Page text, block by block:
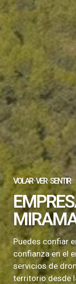
VOLAR · VER · SENTIR
Puedes confiar
confianza en el
servicios de
territorio desde